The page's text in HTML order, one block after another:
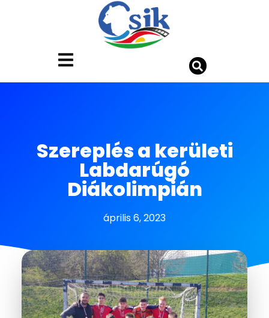
Szereplés a kerületi
Labdarúgó
Diákolimpián
április 6, 2023